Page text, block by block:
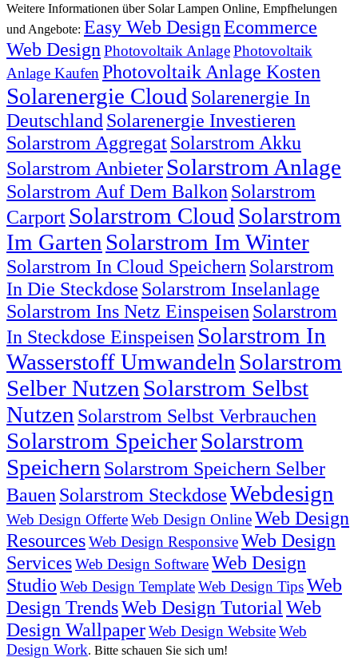
Weitere Informationen über Solar Lampen Online, Empfhelungen
und Angebote: Easy Web DesignEcommerce
Web Design Photovoltaik AnlagePhotovoltaik
Anlage Kaufen Photovoltaik Anlage Kosten
Solarenergie Cloud Solarenergie In
Deutschland Solarenergie Investieren
Solarstrom AggregatSolarstrom Akku
Solarstrom Anbieter Solarstrom Anlage
Solarstrom Auf Dem Balkon Solarstrom
Carport Solarstrom Cloud Solarstrom
Im Garten Solarstrom Im Winter
Solarstrom In Cloud Speichern Solarstrom
In Die Steckdose Solarstrom Inselanlage
Solarstrom Ins Netz Einspeisen Solarstrom
In Steckdose Einspeisen Solarstrom In
Wasserstoff Umwandeln Solarstrom
Selber Nutzen Solarstrom Selbst
Nutzen Solarstrom Selbst Verbrauchen
Solarstrom SpeicherSolarstrom
Speichern Solarstrom Speichern Selber
Bauen Solarstrom SteckdoseWebdesign
Web Design OfferteWeb Design OnlineWeb Design
ResourcesWeb Design ResponsiveWeb Design
ServicesWeb Design SoftwareWeb Design
Studio Web Design TemplateWeb Design TipsWeb
Design TrendsWeb Design Tutorial Web
Design WallpaperWeb Design WebsiteWeb
Design Work. Bitte schauen Sie sich um!